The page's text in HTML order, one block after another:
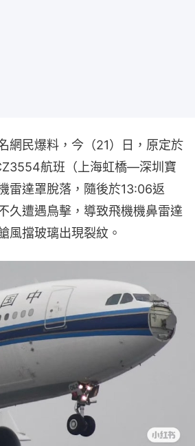
網民爆料，今（21）日，原定於
航班（上海虹橋—深圳寶
雷達罩脫落，隨後於13:06返
久遭遇鳥擊，導致飛機機鼻雷達
風擋玻璃出現裂紋。